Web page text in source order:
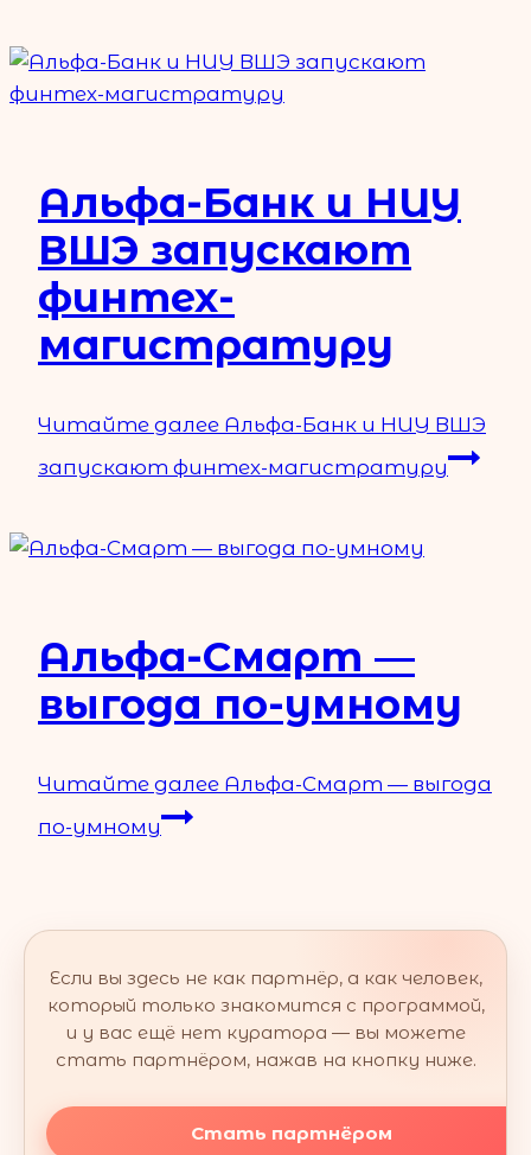
Альфа-Банк и НИУ
ВШЭ запускают
финтех-
магистратуру
Читайте далее Альфа-Банк и НИУ ВШЭ
запускают финтех-магистратуру
Альфа-Смарт —
выгода по-умному
Читайте далее Альфа-Смарт — выгода
по-умному
Если вы здесь не как партнёр, а как человек,
который только знакомится с программой,
и у вас ещё нет куратора — вы можете
стать партнёром, нажав на кнопку ниже.
Стать партнёром